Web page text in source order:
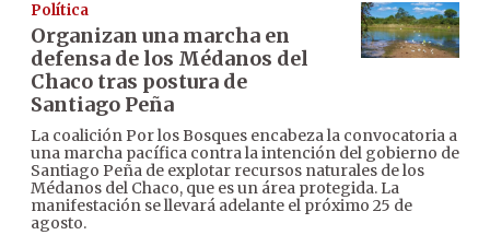
Política
Organizan una marcha en
defensa de los Médanos del
Chaco tras postura de
Santiago Peña
La coalición Por los Bosques encabeza la convocatoria a
una marcha pacífica contra la intención del gobierno de
Santiago Peña de explotar recursos naturales de los
Médanos del Chaco, que es un área protegida. La
manifestación se llevará adelante el próximo 25 de
agosto.